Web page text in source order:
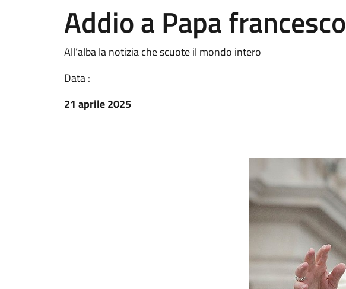
Addio a Papa francesco
All’alba la notizia che scuote il mondo intero
Data :
21 aprile 2025